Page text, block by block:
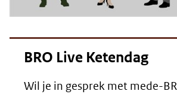
BRO Live Ketendag
Wil je in gesprek met mede-